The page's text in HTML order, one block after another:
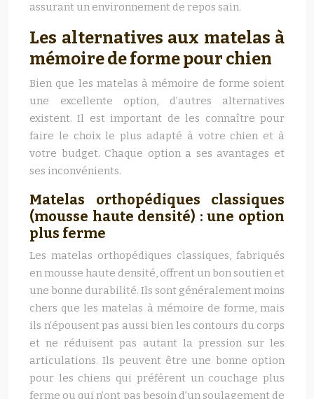
assurant un environnement de repos sain.
Les alternatives aux matelas à
mémoire de forme pour chien
Bien que les matelas à mémoire de forme soient
une excellente option, d’autres alternatives
existent. Il est important de les connaître pour
faire le choix le plus adapté à votre chien et à
votre budget. Chaque option a ses avantages et
ses inconvénients.
Matelas orthopédiques classiques
(mousse haute densité) : une option
plus ferme
Les matelas orthopédiques classiques, fabriqués
en mousse haute densité, offrent un bon soutien et
une bonne durabilité. Ils sont généralement moins
chers que les matelas à mémoire de forme, mais
ils n’épousent pas aussi bien les contours du corps
et ne réduisent pas autant la pression sur les
articulations. Ils peuvent être une bonne option
pour les chiens qui préfèrent un couchage plus
ferme ou qui n’ont pas besoin d’un soulagement de